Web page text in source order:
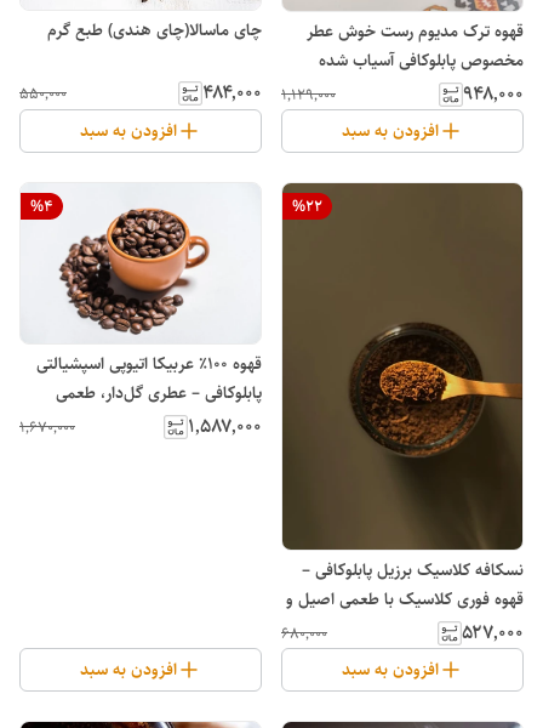
قهوه ترک مدیوم رست خوش عطر
مخصوص پابلوکافی آسیاب شده
۹۴۸٬۰۰۰ ۱٬۱۲۹٬۰۰۰
افزودن به سبد
چای ماسالا(چای هندی) طبع گرم
۴۸۴٬۰۰۰ ۵۵۰٬۰۰۰
افزودن به سبد
%22
نسکافه کلاسیک برزیل پابلوکافی –
قهوه فوری کلاسیک با طعمی اصیل و
قدرتمند
۵۲۷٬۰۰۰ ۶۸۰٬۰۰۰
افزودن به سبد
%4
قهوه ۱۰۰٪ عربیکا اتیوپی اسپشیالتی
پابلوکافی – عطری گل‌دار، طعمی
میوه‌ای از قلب آفریقا
۱٬۵۸۷٬۰۰۰ ۱٬۶۷۰٬۰۰۰
افزودن به سبد